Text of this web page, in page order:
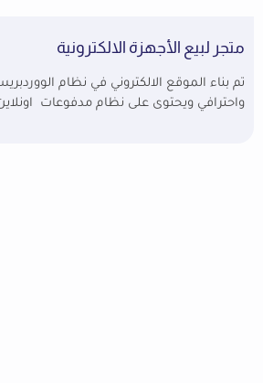
متجر لبيع الأجهزة الالكترونية
تم بناء الموقع الالكتروني في نظام
واحترافي ويحتوى على نظام مدفوعات